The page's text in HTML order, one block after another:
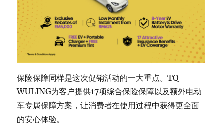
保险保障同样是这次促销活动的一大重点。TQ
WULING为客户提供17项综合保险保障以及额外电动
车专属保障方案，让消费者在使用过程中获得更全面
的安心体验。